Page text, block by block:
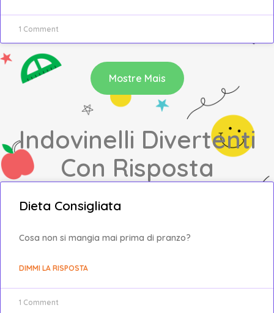
1 Comment
Mostre Mais
Indovinelli Divertenti
Con Risposta
Dieta Consigliata
Cosa non si mangia mai prima di pranzo?
DIMMI LA RISPOSTA
1 Comment